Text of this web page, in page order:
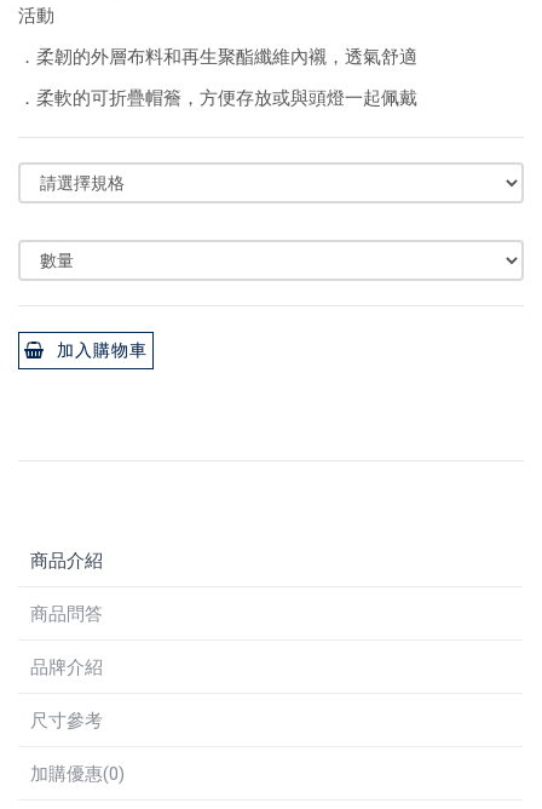
活動
．柔韌的外層布料和再生聚酯纖維內襯，透氣舒適
．柔軟的可折疊帽簷，方便存放或與頭燈一起佩戴
加入購物車
商品介紹
商品問答
品牌介紹
尺寸參考
加購優惠(0)